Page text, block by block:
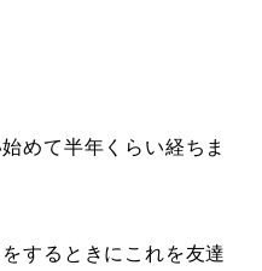
めて半年くらい経ちま
するときにこれを友達